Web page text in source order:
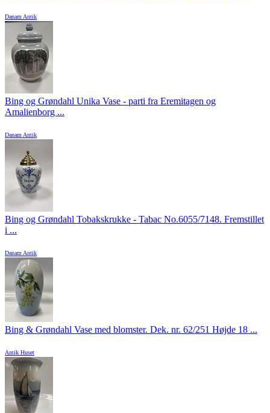
Danam Antik
Bing og Grøndahl Unika Vase - parti fra Eremitagen og
Amalienborg ...
Danam Antik
Bing og Grøndahl Tobakskrukke - Tabac No.6055/7148. Fremstillet
i ...
Danam Antik
Bing & Grøndahl Vase med blomster. Dek. nr. 62/251 Højde 18 ...
Antik Huset